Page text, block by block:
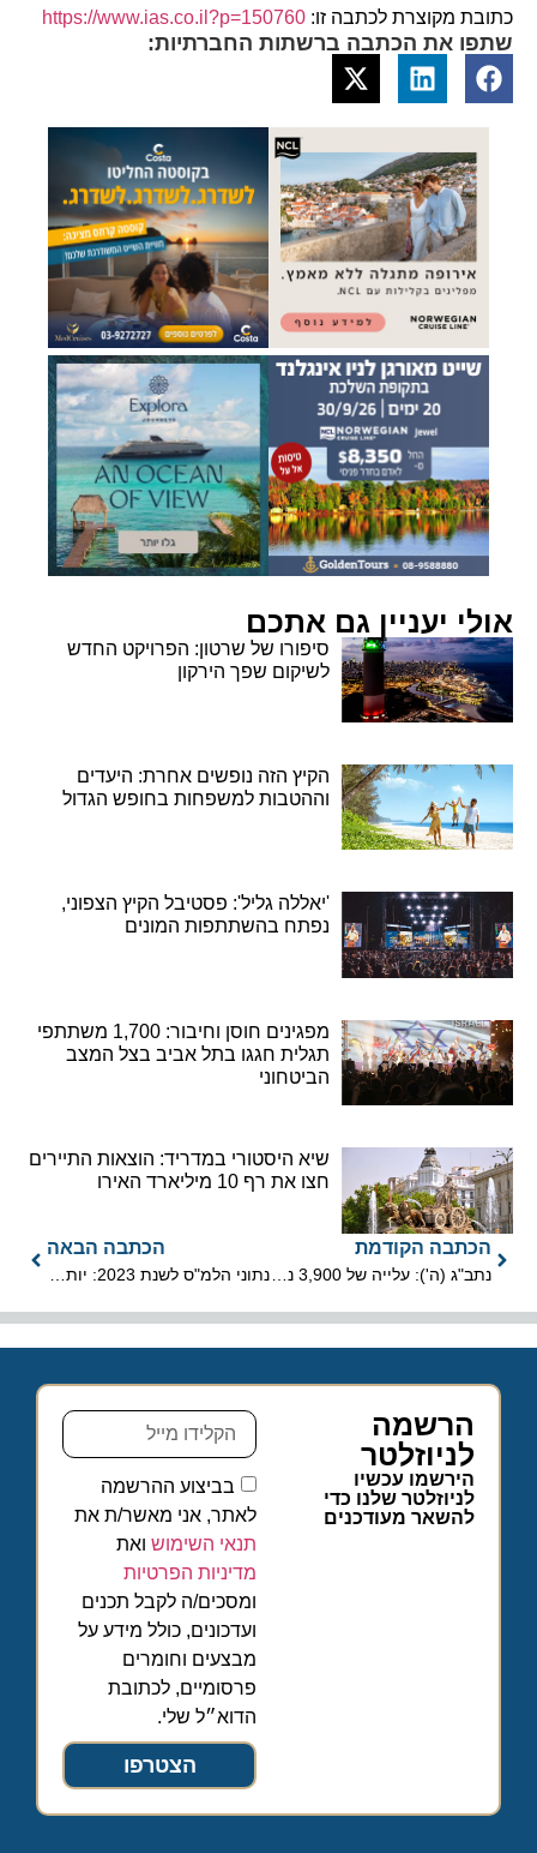
כתובת מקוצרת לכתבה זו: https://www.ias.co.il?p=150760
שתפו את הכתבה ברשתות החברתיות:
אולי יעניין גם אתכם
סיפורו של שרטון: הפרויקט החדש
לשיקום שפך הירקון
הקיץ הזה נופשים אחרת: היעדים
וההטבות למשפחות בחופש הגדול
'יאללה גליל': פסטיבל הקיץ הצפוני,
נפתח בהשתתפות המונים
מפגינים חוסן וחיבור: 1,700 משתתפי
תגלית חגגו בתל אביב בצל המצב
הביטחוני
שיא היסטורי במדריד: הוצאות התיירים
חצו את רף 10 מיליארד האירו
הכתבה הקודמת
נתב"ג (ה'): עלייה של 3,900 נוסעים לעומת אתמול
הכתבה הבאה
נתוני הלמ"ס לשנת 2023: יותר כניסות תיירים ויותר יציאות ישראלים
הרשמה
לניוזלטר
הירשמו עכשיו
לניוזלטר שלנו כדי
להשאר מעודכנים
בביצוע ההרשמה
לאתר, אני מאשר/ת את
תנאי השימושואת
מדיניות הפרטיות
ומסכים/ה לקבל תכנים
ועדכונים, כולל מידע על
מבצעים וחומרים
פרסומיים, לכתובת
הדוא״ל שלי.
הצטרפו